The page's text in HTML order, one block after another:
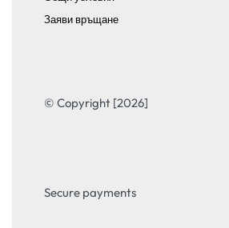
Заяви връщане
© Copyright [2026]
Secure payments